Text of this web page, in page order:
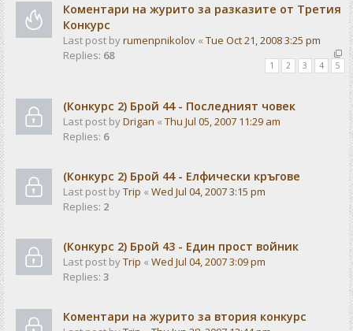
Коментари на журито за разказите от Третия
Конкурс
Last post byrumenpnikolov « Tue Oct 21, 2008 3:25 pm
Replies: 68
1 2 3 4 5
(Конкурс 2) Брой 44 - Последният човек
Last post byDrigan « Thu Jul 05, 2007 11:29 am
Replies: 6
(Конкурс 2) Брой 44 - Елфически кръгове
Last post byTrip « Wed Jul 04, 2007 3:15 pm
Replies: 2
(Конкурс 2) Брой 43 - Един прост войник
Last post byTrip « Wed Jul 04, 2007 3:09 pm
Replies: 3
Коментари на журито за втория конкурс